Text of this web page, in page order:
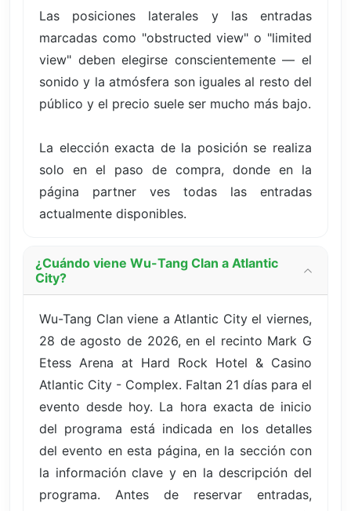
Las posiciones laterales y las entradas
marcadas como "obstructed view" o "limited
view" deben elegirse conscientemente — el
sonido y la atmósfera son iguales al resto del
público y el precio suele ser mucho más bajo.
La elección exacta de la posición se realiza
solo en el paso de compra, donde en la
página partner ves todas las entradas
actualmente disponibles.
¿Cuándo viene Wu-Tang Clan a Atlantic
City?
Wu-Tang Clan viene a Atlantic City el viernes,
28 de agosto de 2026, en el recinto Mark G
Etess Arena at Hard Rock Hotel & Casino
Atlantic City - Complex. Faltan 21 días para el
evento desde hoy. La hora exacta de inicio
del programa está indicada en los detalles
del evento en esta página, en la sección con
la información clave y en la descripción del
programa. Antes de reservar entradas,